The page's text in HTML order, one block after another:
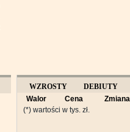
WZROSTY DEBIUTY
OBROTY
Walor Cena Zmiana
(*) wartości w tys. zł.